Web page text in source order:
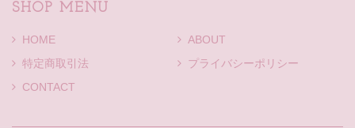
SHOP MENU
HOME
ABOUT
特定商取引法
プライバシーポリシー
CONTACT